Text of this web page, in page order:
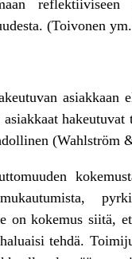
reflektiiviseen
(Toivonen
asiakkaan
(Wahlström
on kokemus siitä,
tehdä.